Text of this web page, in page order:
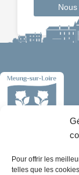
Pour offrir les
telles que les
Mairie de